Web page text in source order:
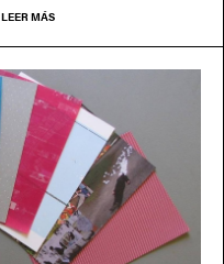
LEER MÁS